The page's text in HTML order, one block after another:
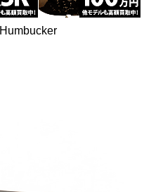
Humbucker